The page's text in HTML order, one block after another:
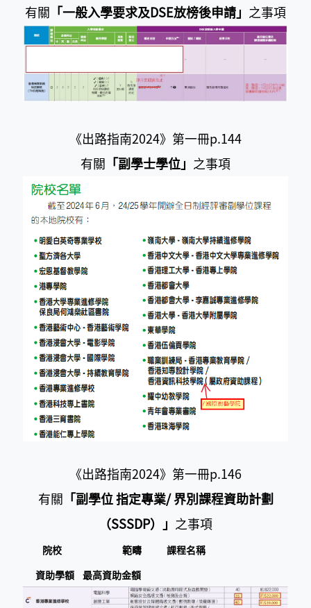
有關
「一般入學要求及DSE放榜後申請」 之事項
《出路指南2024》第一冊p.144
有關
「副學士學位」 之事項
《出路指南2024》第一冊p.146
有關 「副學位 指定專業/ 界別課程資助計劃
（SSSDP）」 之事項
院校 範疇 課程名稱
資助學額 最高資助金額